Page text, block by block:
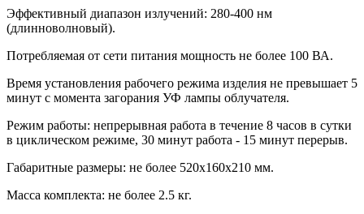
Эффективный диапазон излучений: 280-400 нм
(длинноволновый).
Потребляемая от сети питания мощность не более 100 ВА.
Время установления рабочего режима изделия не превышает 5
минут с момента загорания УФ лампы облучателя.
Режим работы: непрерывная работа в течение 8 часов в сутки
в циклическом режиме, 30 минут работа - 15 минут перерыв.
Габаритные размеры: не более 520х160х210 мм.
Масса комплекта: не более 2.5 кг.